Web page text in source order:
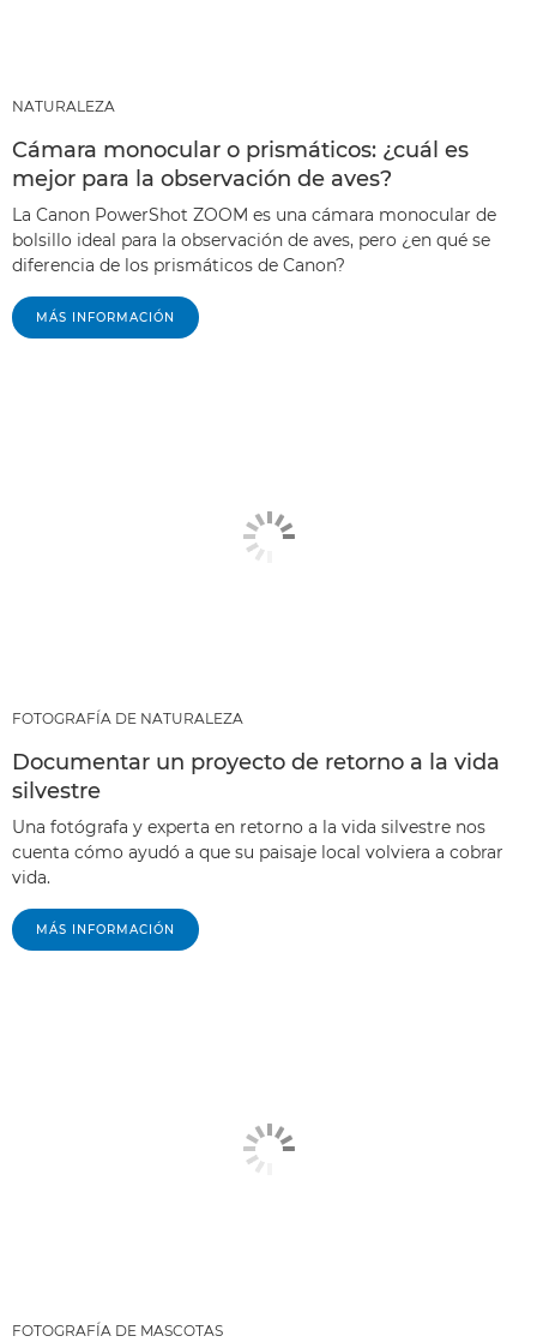
NATURALEZA
Cámara monocular o prismáticos: ¿cuál es
mejor para la observación de aves?
La Canon PowerShot ZOOM es una cámara monocular de
bolsillo ideal para la observación de aves, pero ¿en qué se
diferencia de los prismáticos de Canon?
MÁS INFORMACIÓN
FOTOGRAFÍA DE NATURALEZA
Documentar un proyecto de retorno a la vida
silvestre
Una fotógrafa y experta en retorno a la vida silvestre nos
cuenta cómo ayudó a que su paisaje local volviera a cobrar
vida.
MÁS INFORMACIÓN
FOTOGRAFÍA DE MASCOTAS